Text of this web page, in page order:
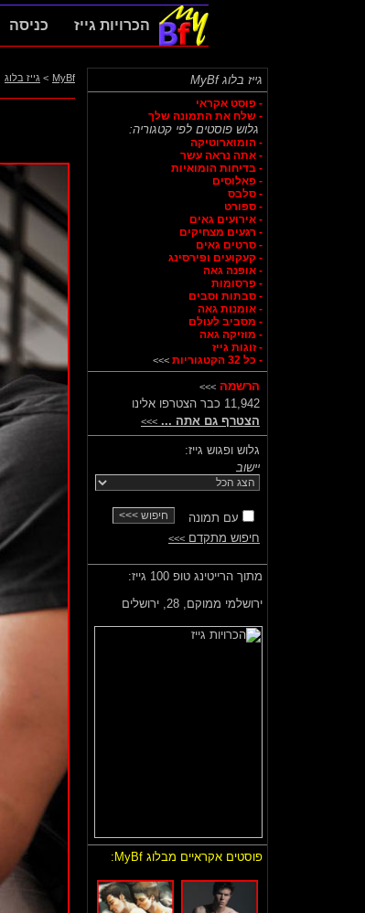
הכרויות גייז כניסה
גייז בלוג MyBf
- פוסט אקראי
- שלח את התמונה שלך
גלוש פוסטים לפי קטגוריה:
- הומוארוטיקה
- אתה נראה עשר
- בדיחות הומואיות
- פאלוסים
- סלבס
- ספורט
- אירועים גאים
- רגעים מצחיקים
- סרטים גאים
- קעקועים ופירסינג
- אופנה גאה
- פרסומות
- סבתות וסבים
- אומנות גאה
- מסביב לעולם
- מוזיקה גאה
- זוגות גייז
- כל 32 הקטגוריות
>>>
הרשמה >>>
11,942 כבר הצטרפו אלינו
הצטרף גם אתה ... >>>
גלוש ופגוש גייז:
יישוב
עם תמונה
חיפוש מתקדם >>>
מתוך הרייטינג טופ 100 גייז:
ירושלמי ממוקם, 28, ירושלים
פוסטים אקראיים מבלוג MyBf:
MyBf
> גייז בלוג